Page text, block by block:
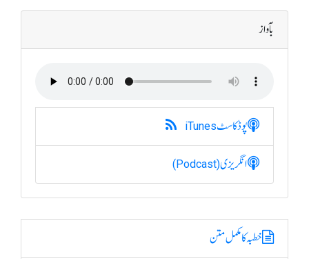
بآواز
پوڈکاسٹiTunes
انگریزی(Podcast)
خطبہ کا مکمل متن